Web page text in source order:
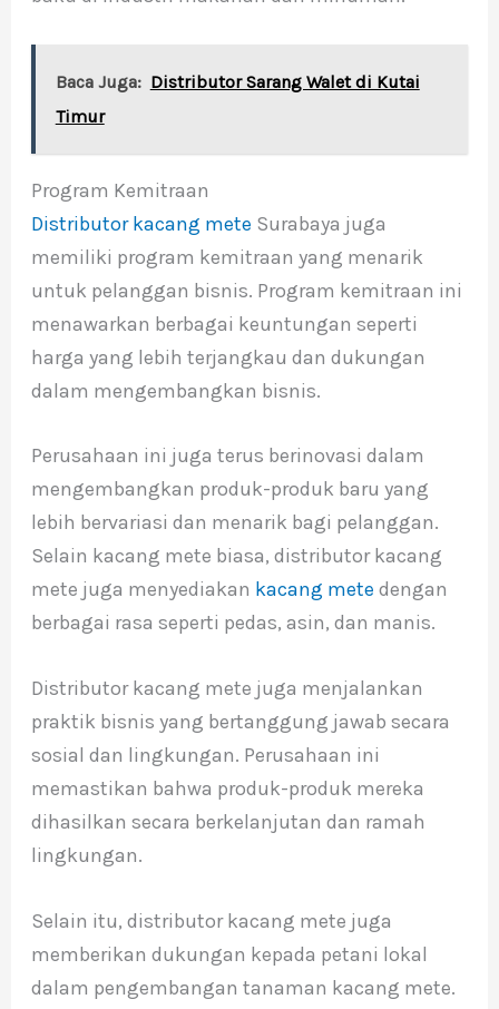
Baca Juga: Distributor Sarang Walet di Kutai
Timur
Program Kemitraan
Distributor kacang mete Surabaya juga
memiliki program kemitraan yang menarik
untuk pelanggan bisnis. Program kemitraan ini
menawarkan berbagai keuntungan seperti
harga yang lebih terjangkau dan dukungan
dalam mengembangkan bisnis.
Perusahaan ini juga terus berinovasi dalam
mengembangkan produk-produk baru yang
lebih bervariasi dan menarik bagi pelanggan.
Selain kacang mete biasa, distributor kacang
mete juga menyediakan kacang mete dengan
berbagai rasa seperti pedas, asin, dan manis.
Distributor kacang mete juga menjalankan
praktik bisnis yang bertanggung jawab secara
sosial dan lingkungan. Perusahaan ini
memastikan bahwa produk-produk mereka
dihasilkan secara berkelanjutan dan ramah
lingkungan.
Selain itu, distributor kacang mete juga
memberikan dukungan kepada petani lokal
dalam pengembangan tanaman kacang mete.